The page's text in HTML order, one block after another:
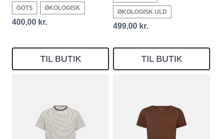
GOTS ØKOLOGISK
400,00 kr.
TIL BUTIK
ØKOLOGISK ULD
499,00 kr.
TIL BUTIK